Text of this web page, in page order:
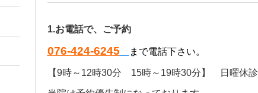
1.お電話で、ご予約
076-424-6245 まで電話下さい。
【9時～12時30分 15時～19時30分】 日曜休診